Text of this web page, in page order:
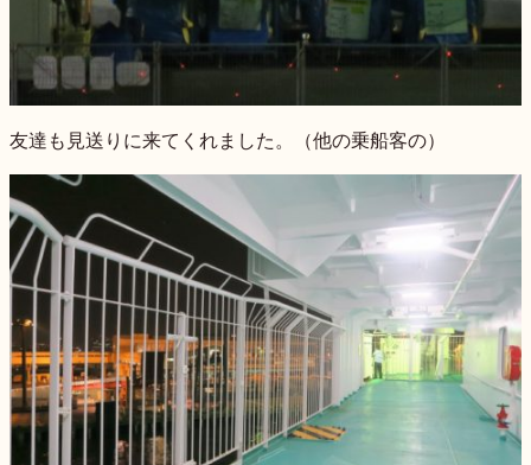
友達も見送りに来てくれました。（他の乗船客の）